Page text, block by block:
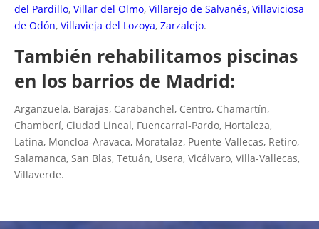
del Pardillo, Villar del Olmo, Villarejo de Salvanés, Villaviciosa
de Odón, Villavieja del Lozoya, Zarzalejo.
También rehabilitamos piscinas
en los barrios de Madrid:
Arganzuela, Barajas, Carabanchel, Centro, Chamartín,
Chamberí, Ciudad Lineal, Fuencarral-Pardo, Hortaleza,
Latina, Moncloa-Aravaca, Moratalaz, Puente-Vallecas, Retiro,
Salamanca, San Blas, Tetuán, Usera, Vicálvaro, Villa-Vallecas,
Villaverde.